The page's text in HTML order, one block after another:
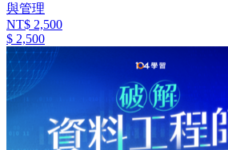
與管理
NT$ 2,500
$ 2,500